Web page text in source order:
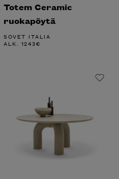
Totem Ceramic
ruokapöytä
SOVET ITALIA
ALK. 1243€